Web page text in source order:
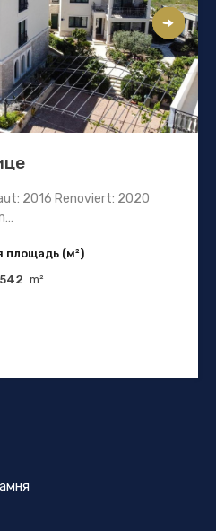
2016 Renoviert: 2020
площадь (м²)
542 m²